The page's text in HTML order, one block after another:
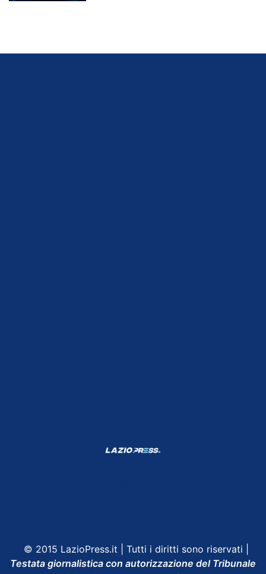
© 2015 LazioPress.it | Tutti i diritti sono riservati |
Testata giornalistica con autorizzazione del Tribunale